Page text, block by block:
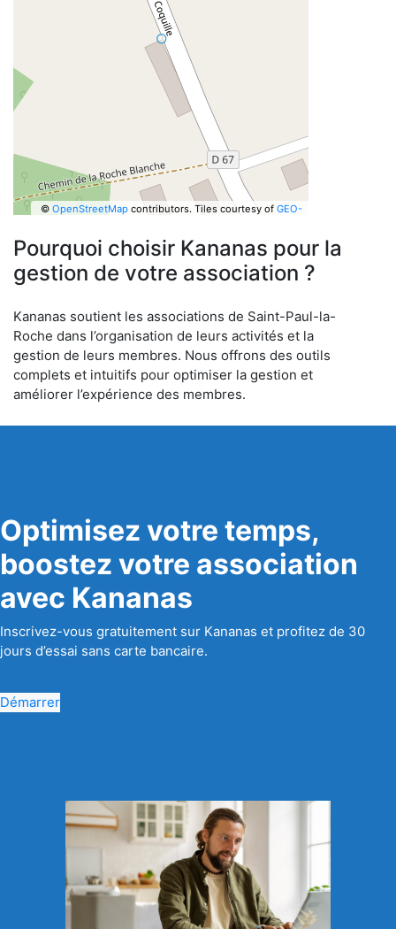
© OpenStreetMapcontributors. Tiles courtesy of GEO-
Pourquoi choisir Kananas pour la
gestion de votre association ?
Kananas soutient les associations de Saint-Paul-la-
Roche dans l’organisation de leurs activités et la
gestion de leurs membres. Nous offrons des outils
complets et intuitifs pour optimiser la gestion et
améliorer l’expérience des membres.
Optimisez votre temps,
boostez votre association
avec Kananas
Inscrivez-vous gratuitement sur Kananas et profitez de 30
jours d’essai sans carte bancaire.
Démarrer